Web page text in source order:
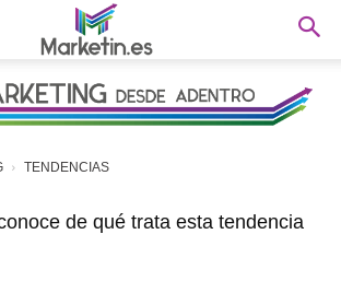
TENDENCIAS
de qué trata esta tendencia